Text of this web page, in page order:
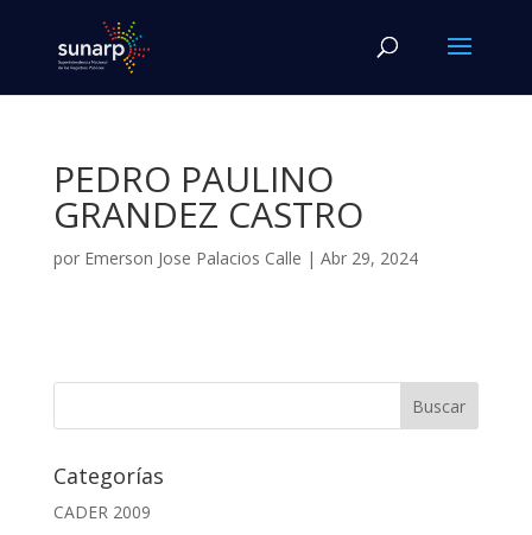
PEDRO PAULINO
GRANDEZ CASTRO
por Emerson Jose Palacios Calle | Abr 29, 2024
Categorías
CADER 2009